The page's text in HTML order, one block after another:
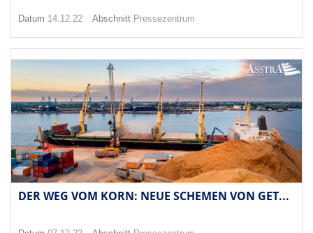
Datum 14.12.22 Abschnitt Pressezentrum
DER WEG VOM KORN: NEUE SCHEMEN VON GET...